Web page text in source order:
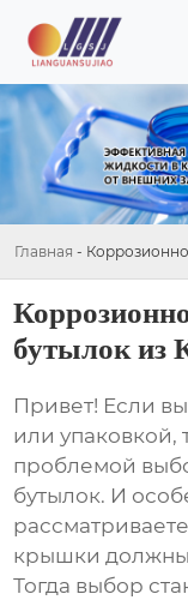
Главная -
бутылок из
Привет! Если
или упаковкой,
проблемой
бутылок. И
крышки должны
Тогда выбор